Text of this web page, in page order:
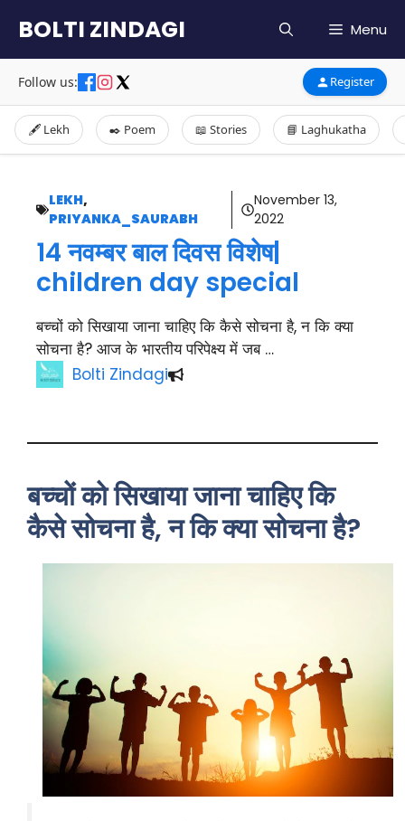
content
BOLTI ZINDAGI Menu
Follow us: Register
🖋️ Lekh ✒️ Poem 📖 Stories 📘 Laghukatha
LEKH,
PRIYANKA_SAURABH
November 13,
2022
14 नवम्बर बाल दिवस विशेष|
children day special
बच्चों को सिखाया जाना चाहिए कि कैसे सोचना है, न कि क्या
सोचना है? आज के भारतीय परिपेक्ष्य में जब …
Bolti Zindagi
बच्चों को सिखाया जाना चाहिए कि
कैसे सोचना है, न कि क्या सोचना है?